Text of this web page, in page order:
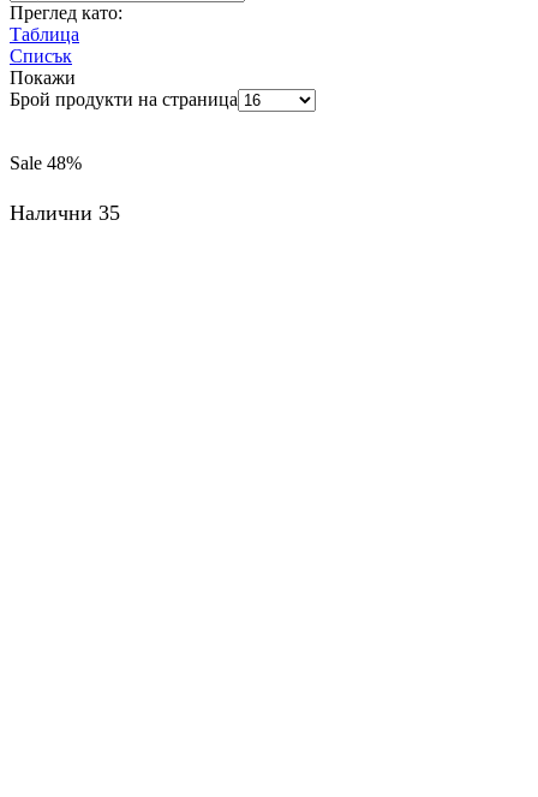
Преглед като:
Таблица
Списък
Покажи
Брой продукти на страница
Sale 48%
Налични 35